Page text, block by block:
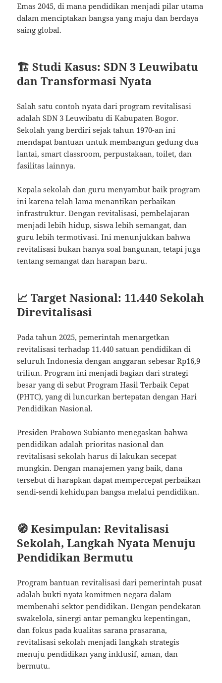
Emas 2045, di mana pendidikan menjadi pilar utama
dalam menciptakan bangsa yang maju dan berdaya
saing global.
🏗️ Studi Kasus: SDN 3 Leuwibatu
dan Transformasi Nyata
Salah satu contoh nyata dari program revitalisasi
adalah SDN 3 Leuwibatu di Kabupaten Bogor.
Sekolah yang berdiri sejak tahun 1970-an ini
mendapat bantuan untuk membangun gedung dua
lantai, smart classroom, perpustakaan, toilet, dan
fasilitas lainnya.
Kepala sekolah dan guru menyambut baik program
ini karena telah lama menantikan perbaikan
infrastruktur. Dengan revitalisasi, pembelajaran
menjadi lebih hidup, siswa lebih semangat, dan
guru lebih termotivasi. Ini menunjukkan bahwa
revitalisasi bukan hanya soal bangunan, tetapi juga
tentang semangat dan harapan baru.
📈 Target Nasional: 11.440 Sekolah
Direvitalisasi
Pada tahun 2025, pemerintah menargetkan
revitalisasi terhadap 11.440 satuan pendidikan di
seluruh Indonesia dengan anggaran sebesar Rp16,9
triliun. Program ini menjadi bagian dari strategi
besar yang di sebut Program Hasil Terbaik Cepat
(PHTC), yang di luncurkan bertepatan dengan Hari
Pendidikan Nasional.
Presiden Prabowo Subianto menegaskan bahwa
pendidikan adalah prioritas nasional dan
revitalisasi sekolah harus di lakukan secepat
mungkin. Dengan manajemen yang baik, dana
tersebut di harapkan dapat mempercepat perbaikan
sendi-sendi kehidupan bangsa melalui pendidikan.
🧭 Kesimpulan: Revitalisasi
Sekolah, Langkah Nyata Menuju
Pendidikan Bermutu
Program bantuan revitalisasi dari pemerintah pusat
adalah bukti nyata komitmen negara dalam
membenahi sektor pendidikan. Dengan pendekatan
swakelola, sinergi antar pemangku kepentingan,
dan fokus pada kualitas sarana prasarana,
revitalisasi sekolah menjadi langkah strategis
menuju pendidikan yang inklusif, aman, dan
bermutu.